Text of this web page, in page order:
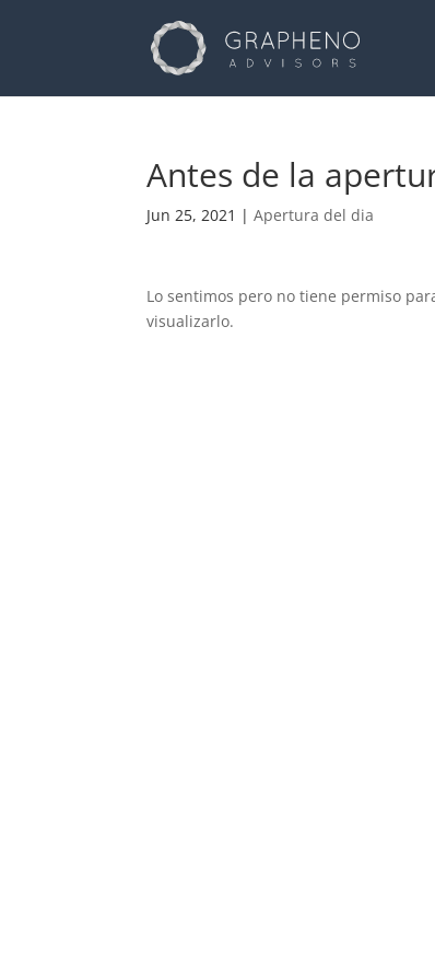
Antes de la
Jun 25, 2021 |Apertura del dia
Lo sentimos pero no tiene permiso
visualizarlo.